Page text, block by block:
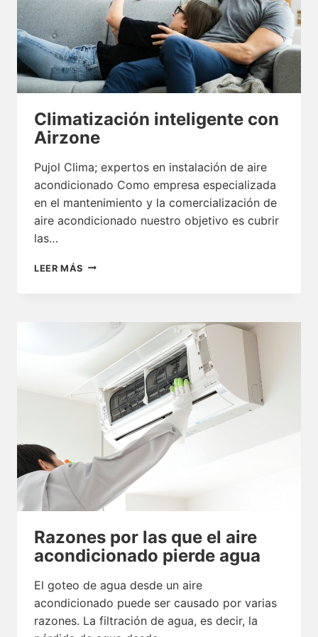
Climatización inteligente con
Airzone
Pujol Clima; expertos en instalación de aire
acondicionado Como empresa especializada
en el mantenimiento y la comercialización de
aire acondicionado nuestro objetivo es cubrir
las…
LEER MÁS CLIMATIZACIÓN
Razones por las que el aire
acondicionado pierde agua
El goteo de agua desde un aire
acondicionado puede ser causado por varias
razones. La filtración de agua, es decir, la